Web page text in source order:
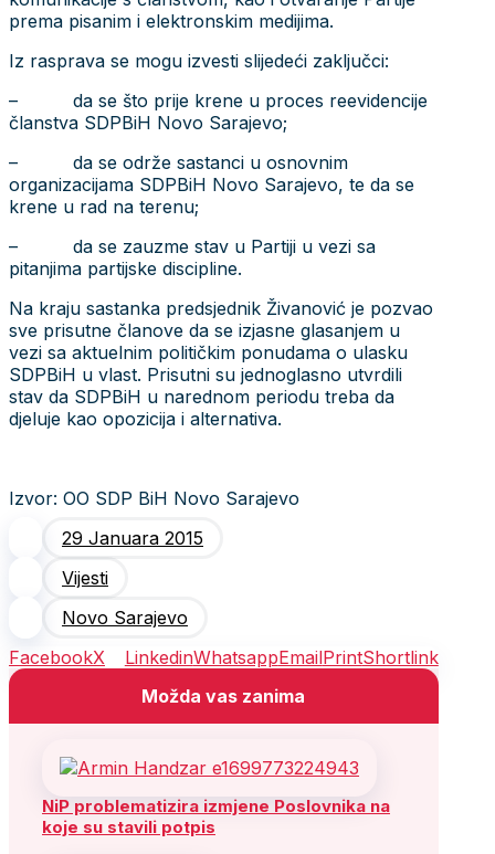
prema pisanim i elektronskim medijima.
Iz rasprava se mogu izvesti slijedeći zaključci:
– da se što prije krene u proces reevidencije
članstva SDPBiH Novo Sarajevo;
– da se održe sastanci u osnovnim
organizacijama SDPBiH Novo Sarajevo, te da se
krene u rad na terenu;
– da se zauzme stav u Partiji u vezi sa
pitanjima partijske discipline.
Na kraju sastanka predsjednik Živanović je pozvao
sve prisutne članove da se izjasne glasanjem u
vezi sa aktuelnim političkim ponudama o ulasku
SDPBiH u vlast. Prisutni su jednoglasno utvrdili
stav da SDPBiH u narednom periodu treba da
djeluje kao opozicija i alternativa.
Izvor: OO SDP BiH Novo Sarajevo
29 Januara 2015
Vijesti
Novo Sarajevo
FacebookX LinkedinWhatsappEmailPrintShortlink
Možda vas zanima
NiP problematizira izmjene Poslovnika na
koje su stavili potpis